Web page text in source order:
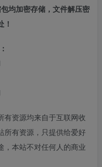
均加密存储，文件解压密
有资源均来自于互联网收
所有资源，只提供给爱好
，本站不对任何人的商业